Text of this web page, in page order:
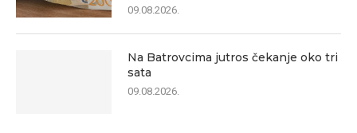
09.08.2026.
Na Batrovcima jutros čekanje oko tri
sata
09.08.2026.